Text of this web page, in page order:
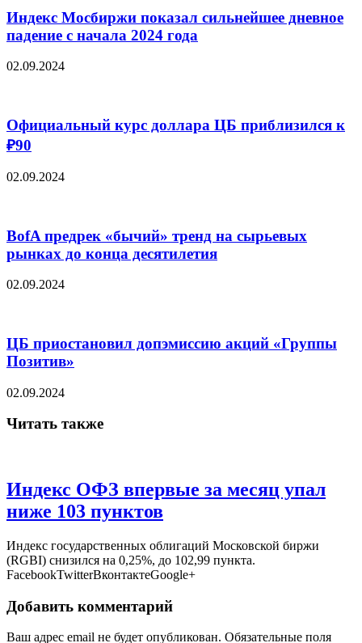
Индекс Мосбиржи показал сильнейшее дневное
падение с начала 2024 года
02.09.2024
Официальный курс доллара ЦБ приблизился к
₽90
02.09.2024
BofA предрек «бычий» тренд на сырьевых
рынках до конца десятилетия
02.09.2024
ЦБ приостановил допэмиссию акций «Группы
Позитив»
02.09.2024
Читать также
Индекс ОФЗ впервые за месяц упал
ниже 103 пунктов
Индекс государственных облигаций Московской биржи
(RGBI) снизился на 0,25%, до 102,99 пункта.
FacebookTwitterВконтактеGoogle+
Добавить комментарий
Ваш адрес email не будет опубликован. Обязательные поля